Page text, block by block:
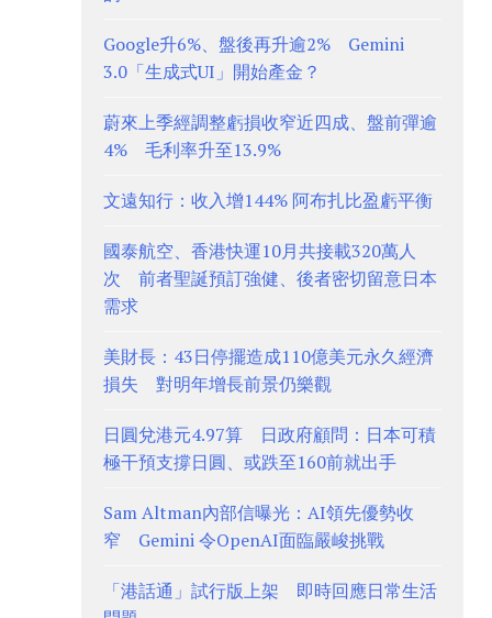
Google升6%、盤後再升逾2% Gemini
3.0「生成式UI」開始產金？
蔚來上季經調整虧損收窄近四成、盤前彈逾
4% 毛利率升至13.9%
文遠知行：收入增144% 阿布扎比盈虧平衡
國泰航空、香港快運10月共接載320萬人
次 前者聖誕預訂強健、後者密切留意日本
需求
美財長：43日停擺造成110億美元永久經濟
損失 對明年增長前景仍樂觀
日圓兌港元4.97算 日政府顧問：日本可積
極干預支撐日圓、或跌至160前就出手
Sam Altman內部信曝光：AI領先優勢收
窄 Gemini 令OpenAI面臨嚴峻挑戰
「港話通」試行版上架 即時回應日常生活